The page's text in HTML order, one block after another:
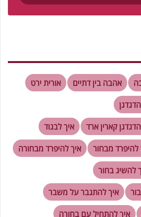
אהבה בין דתיים
אורית ירט
קארין ארד
איך לבגוד
להיפרד מבחור
איך להיפרד מבחורה
להשיג בחור
איך להתגבר על משבר
איך להתחיל עם בחורה